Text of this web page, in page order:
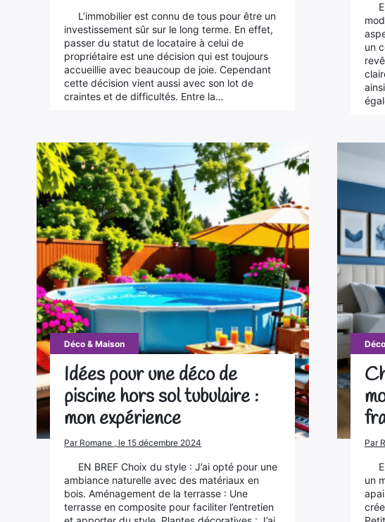
L’immobilier est connu de tous pour être un
investissement sûr sur le long terme. En effet,
passer du statut de locataire à celui de
propriétaire est une décision qui est toujours
accueillie avec beaucoup de joie. Cependant
cette décision vient aussi avec son lot de
craintes et de difficultés. Entre la…
un
Déco & Maison
Idées pour une déco de
piscine hors sol tubulaire :
mon expérience
Par Romane , le 15 décembre 2024
EN BREF Choix du style : J’ai opté pour une
ambiance naturelle avec des matériaux en
bois. Aménagement de la terrasse : Une
terrasse en composite pour faciliter l’entretien
Par
un